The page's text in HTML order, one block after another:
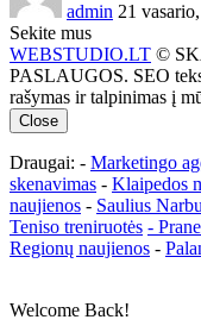
admin 21
Sekite mus
WEBSTUDIO.LT ©
PASLAUGOS. SEO
rašymas ir talpinimas į
Close
Draugai: - Marketingo
skenavimas - Klaipedos
naujienos - Saulius
Teniso treniruotės -
Regionų naujienos -
Welcome Back!